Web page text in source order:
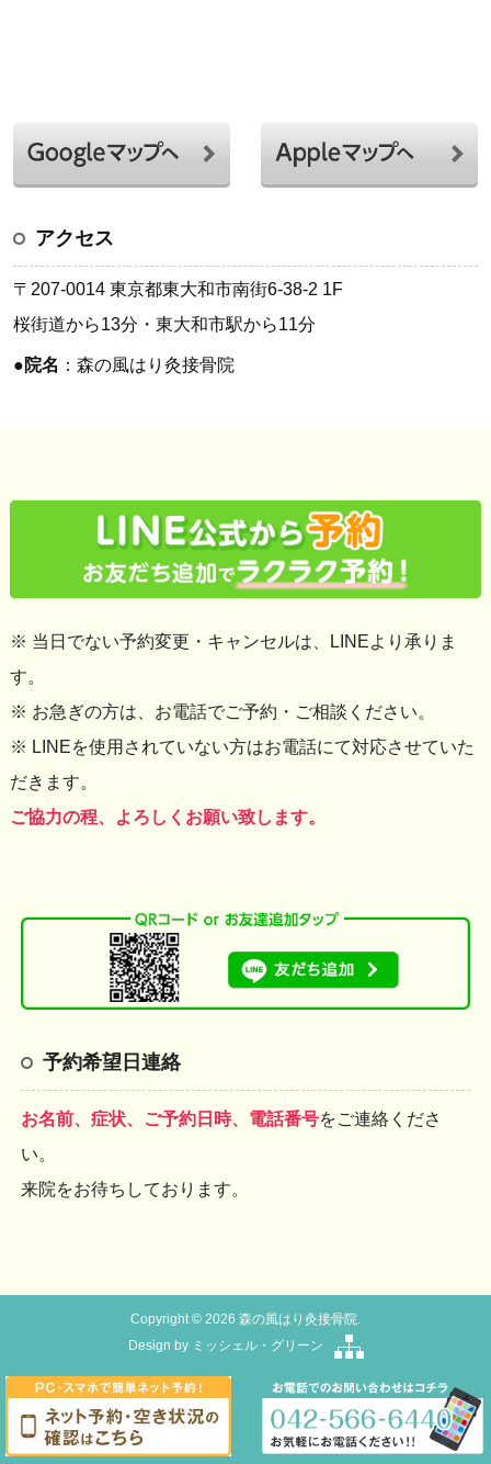
アクセス
〒207-0014 東京都東大和市南街6-38-2 1F
桜街道から13分・東大和市駅から11分
●院名 ：森の風はり灸接骨院
※ 当日でない予約変更・キャンセルは、LINEより承りま
す。
※ お急ぎの方は、お電話でご予約・ご相談ください。
※ LINEを使用されていない方はお電話にて対応させていた
だきます。
ご協力の程、よろしくお願い致します。
予約希望日連絡
お名前、症状、ご予約日時、電話番号をご連絡くださ
い。
来院をお待ちしております。
Copyright © 2026 森の風はり灸接骨院.
Design by ミッシェル・グリーン